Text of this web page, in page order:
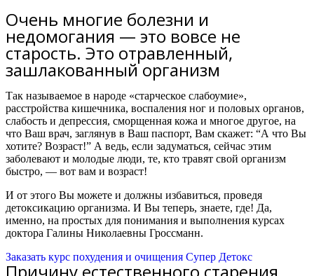
Очень многие болезни и
недомогания — это вовсе не
старость. Это отравленный,
зашлакованный организм
Так называемое в народе «старческое слабоумие»,
расстройства кишечника, воспаления ног и половых органов,
слабость и депрессия, сморщенная кожа и многое другое, на
что Ваш врач, заглянув в Ваш паспорт, Вам скажет: “А что Вы
хотите? Возраст!” А ведь, если задуматься, сейчас этим
заболевают и молодые люди, те, кто травят свой организм
быстро, — вот вам и возраст!
И от этого Вы можете и должны избавиться, проведя
детоксикацию организма. И Вы теперь, знаете, где! Да,
именно, на простых для понимания и выполнения курсах
доктора Галины Николаевны Гроссманн.
Заказать курс похудения и очищения Супер Детокс